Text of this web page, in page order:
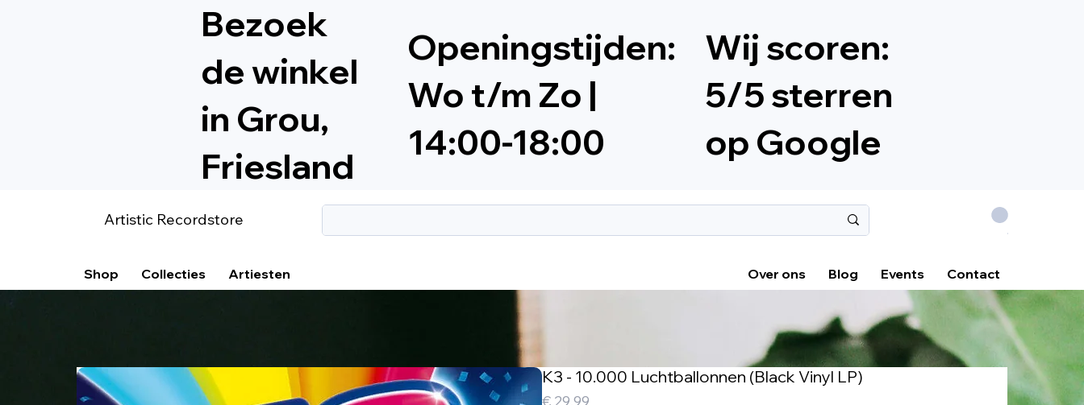
Bezoek
de winkel
in Grou,
Friesland
Openingstijden:
Wo t/m Zo |
14:00-18:00
Wij scoren:
5/5 sterren
op Google
Artistic Recordstore
.
Shop Collecties Artiesten Over ons Blog Events Contact
K3 - 10.000 Luchtballonnen (Black Vinyl LP)
€ 29,99